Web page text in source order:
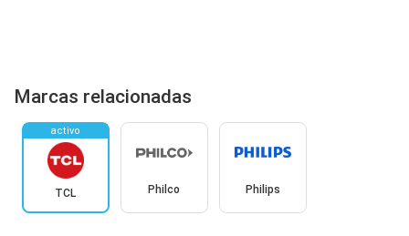
Marcas relacionadas
activo
TCL Philco Philips